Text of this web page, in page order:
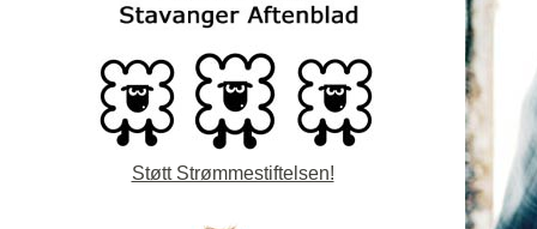
Støtt Strømmestiftelsen!